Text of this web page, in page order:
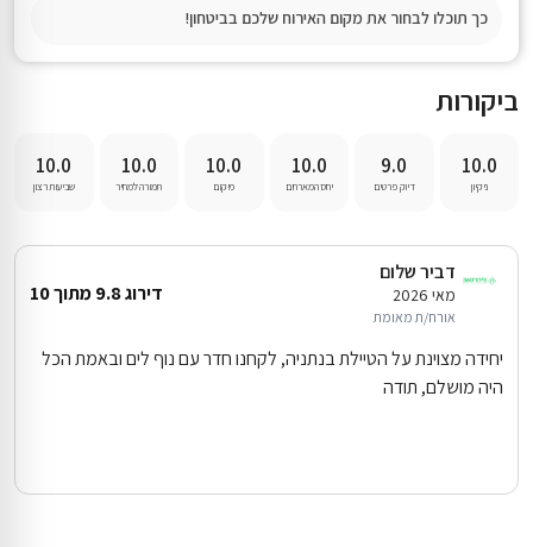
כך תוכלו לבחור את מקום האירוח שלכם בביטחון!
ביקורות
10.0
9.0
10.0
10.0
10.0
10.0
דביר שלום
מאי 2026
אורח/ת מאומת
דירוג 9.8 מתוך 10
יחידה מצוינת על הטיילת בנתניה, לקחנו חדר עם נוף לים ובאמת הכל
היה מושלם, תודה